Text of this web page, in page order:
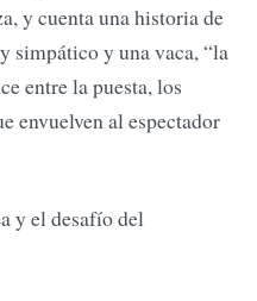
y cuenta una historia de
simpático y una vaca, “la
entre la puesta, los
envuelven al espectador
y el desafío del